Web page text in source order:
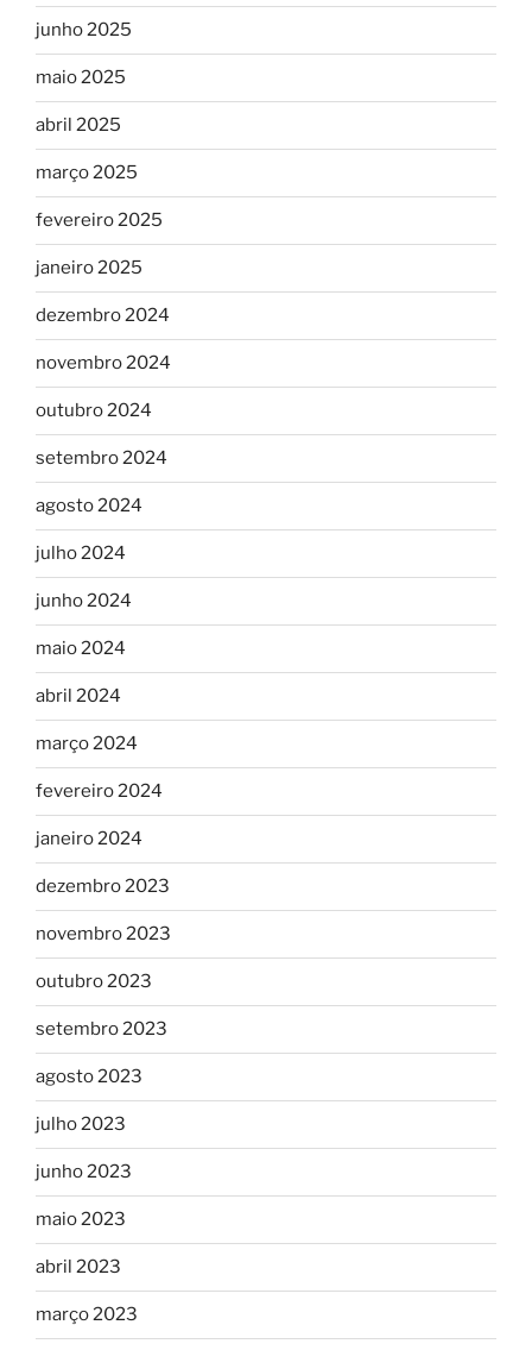
junho 2025
maio 2025
abril 2025
março 2025
fevereiro 2025
janeiro 2025
dezembro 2024
novembro 2024
outubro 2024
setembro 2024
agosto 2024
julho 2024
junho 2024
maio 2024
abril 2024
março 2024
fevereiro 2024
janeiro 2024
dezembro 2023
novembro 2023
outubro 2023
setembro 2023
agosto 2023
julho 2023
junho 2023
maio 2023
abril 2023
março 2023